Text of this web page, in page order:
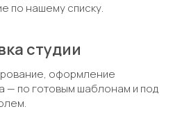
по нашему списку.
студии
оформление
— по готовым шаблонам и под